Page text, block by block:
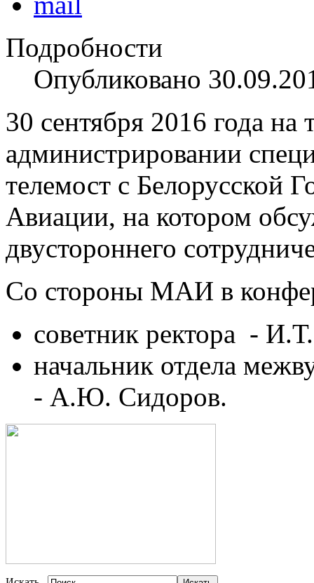
Подробности
Опубликовано
30 сентября 2016 года
администрировании
телемост с Белорусской
Авиации, на котором
двустороннего
Со стороны МАИ в
советник ректора -
начальник отдела
- А.Ю. Сидоров.